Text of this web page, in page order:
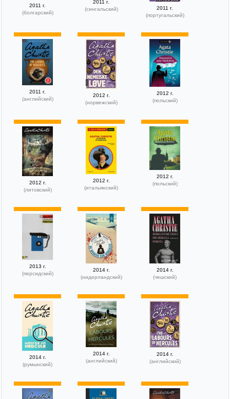
2011 г.
(болгарский)
2011 г.
(сингальский)
2011 г.
(португальский)
2011 г.
(английский)
2012 г.
(норвежский)
2012 г.
(польский)
2012 г.
(литовский)
2012 г.
(итальянский)
2012 г.
(польский)
2013 г.
(персидский)
2014 г.
(нидерландский)
2014 г.
(чешский)
2014 г.
(румынский)
2014 г.
(английский)
2014 г.
(английский)